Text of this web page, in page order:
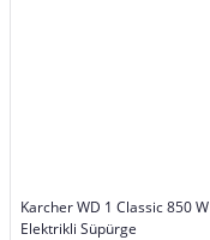
Karcher WD 1 Classic 850 W
Elektrikli Süpürge